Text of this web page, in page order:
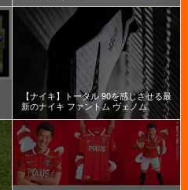
【ナイキ】トータル 90を感じさせる最
新のナイキ ファントム ヴェノム